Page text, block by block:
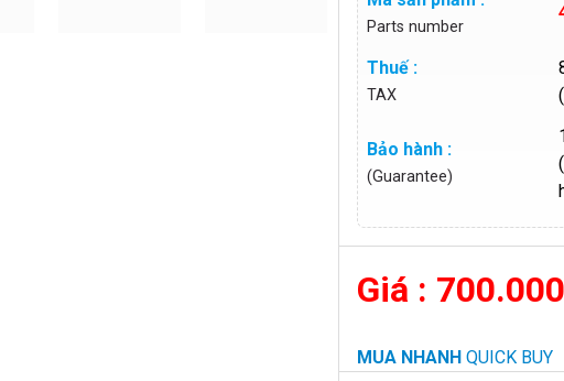
Parts number
Thuế :
TAX
Bảo hành :
(Guarantee)
700.000
MUA NHANH QUICK BUY